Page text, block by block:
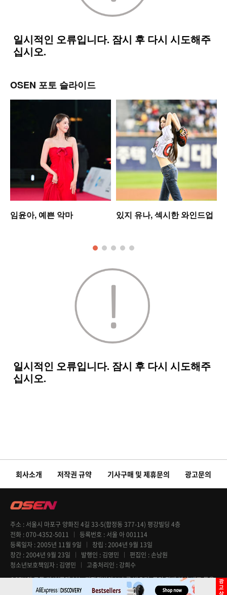
OSEN 포토 슬라이드
임윤아, 예쁜 악마 있지 유나, 섹시한 와인드업
회사소개 저작권 규약 기사구매 및 제휴문의 광고문의
주소
서울시 마포구 양화진 4길 33-5(합정동 377-14) 평강빌딩 4층
전화 070-4352-5011 등록번호
서울 아 001114
등록일자 2005년 11월 9일 창립 2004년 9월 13일
창간 2004년 9월 23일 발행인 김영민 편집인
손남원
청소년보호책임자 김영민 고충처리인
강희수
OSEN의 모든 기사(콘텐츠)는 저작권법의 보호를 받으며, 무단 전재 복사 배포 등을
엄격히 금지합니다. Copyright @ OSEN All rights reserved.